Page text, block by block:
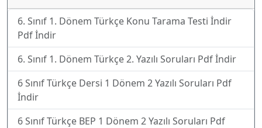
6. Sınıf 1. Dönem Türkçe Konu Tarama Testi İndir
Pdf İndir
6. Sınıf 1. Dönem Türkçe 2. Yazılı Soruları Pdf İndir
6 Sınıf Türkçe Dersi 1 Dönem 2 Yazılı Soruları Pdf
İndir
6 Sınıf Türkçe BEP 1 Dönem 2 Yazılı Soruları Pdf